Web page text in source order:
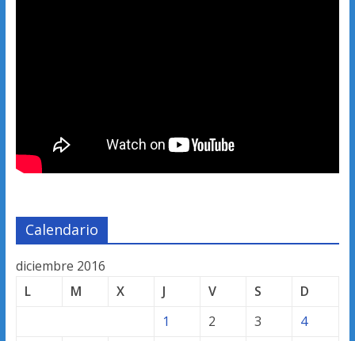
Calendario
diciembre 2016
L
M X J V S
D
1
2 3
4